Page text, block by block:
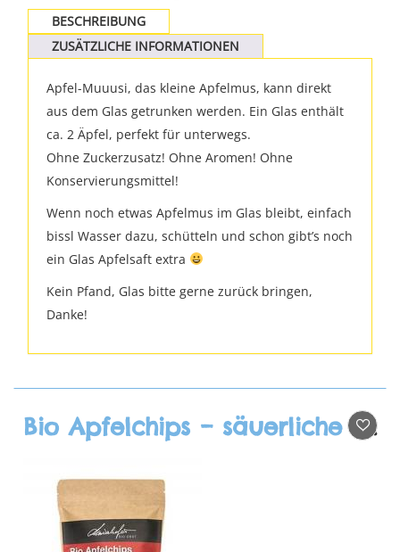
BESCHREIBUNG
ZUSÄTZLICHE INFORMATIONEN
Apfel-Muuusi, das kleine Apfelmus, kann direkt
aus dem Glas getrunken werden. Ein Glas enthält
ca. 2 Äpfel, perfekt für unterwegs.
Ohne Zuckerzusatz! Ohne Aromen! Ohne
Konservierungsmittel!
Wenn noch etwas Apfelmus im Glas bleibt, einfach
bissl Wasser dazu, schütteln und schon gibt’s noch
ein Glas Apfelsaft extra
Kein Pfand, Glas bitte gerne zurück bringen,
Danke!
Bio Apfelchips – säuerliche Sorten